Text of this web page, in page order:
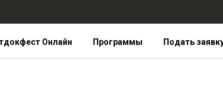
Онлайн Программы Подать